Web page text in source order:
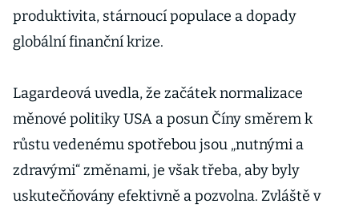
produktivita, stárnoucí populace a dopady
globální finanční krize.
Lagardeová uvedla, že začátek normalizace
měnové politiky USA a posun Číny směrem k
růstu vedenému spotřebou jsou „nutnými a
zdravými“ změnami, je však třeba, aby byly
uskutečňovány efektivně a pozvolna. Zvláště v